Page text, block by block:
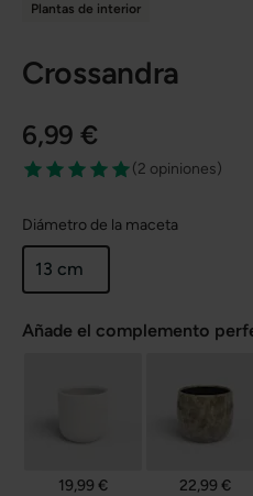
Plantas de interior
Crossandra
6,99 €
(2 opiniones)
Diámetro de la maceta
13 cm
Añade el complemento
19,99 €
22,99 €